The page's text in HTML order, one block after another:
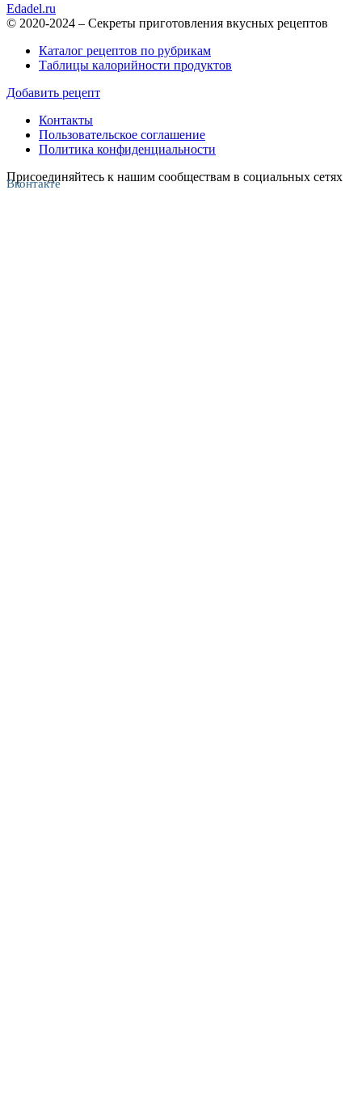
Edadel.ru
© 2020-2024 – Секреты приготовления вкусных рецептов
Каталог рецептов по рубрикам
Таблицы калорийности продуктов
Добавить рецепт
Контакты
Пользовательское соглашение
Политика конфиденциальности
Присоединяйтесь к нашим сообществам в социальных сетях
Вконтакте